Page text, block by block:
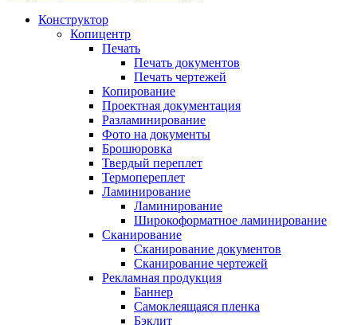
Конструктор
Копицентр
Печать
Печать документов
Печать чертежей
Копирование
Проектная документация
Разламинирование
Фото на документы
Брошюровка
Твердый переплет
Термопереплет
Ламинирование
Ламинирование
Широкоформатное ламинирование
Сканирование
Сканирование документов
Сканирование чертежей
Рекламная продукция
Баннер
Самоклеящаяся пленка
Бэклит